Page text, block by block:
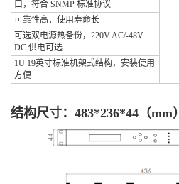
口，符合 SNMP 标准协议
可靠性高，使用寿命长
可选双电源热备份，220V AC/-48V
DC 供电可选
1U 19英寸标准机架式结构，安装使用
方便
结构尺寸：483*236*44（mm）